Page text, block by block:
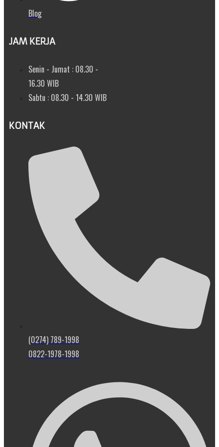
Blog
JAM KERJA
Senin - Jumat : 08.30 -
16.30 WIB
Sabtu : 08.30 - 14.30 WIB
KONTAK
(0274) 789-1998
0822-1978-1998